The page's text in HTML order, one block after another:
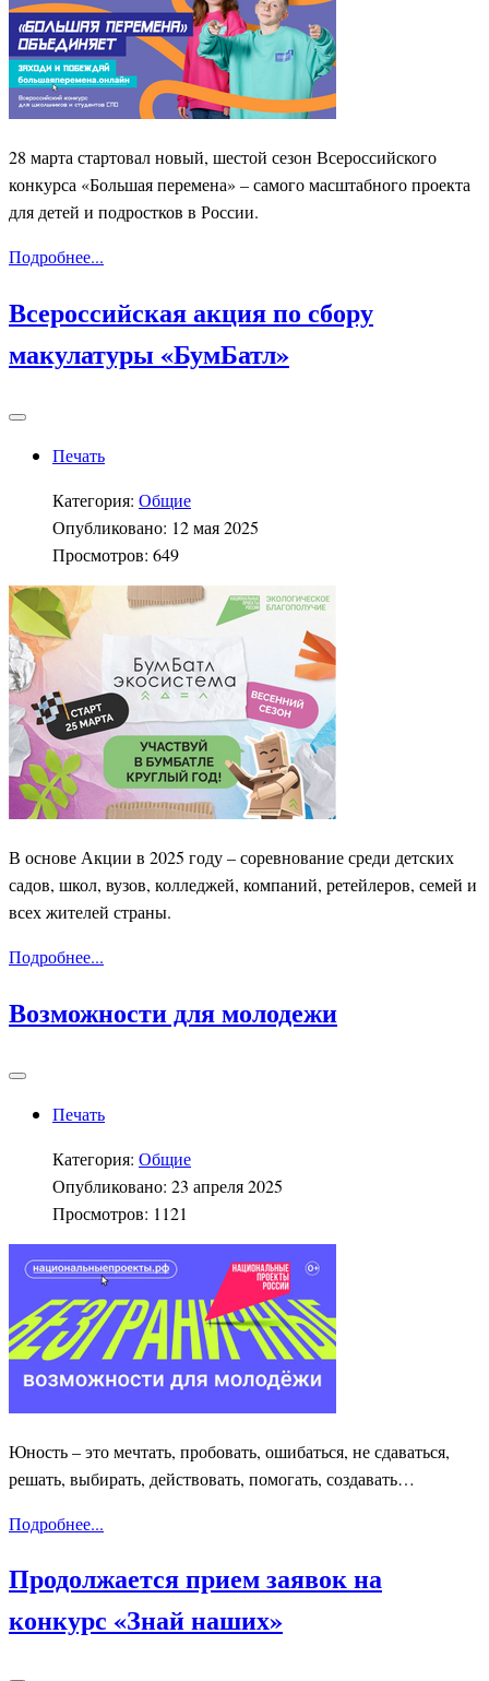
28 марта стартовал новый, шестой сезон Всероссийского
конкурса «Большая перемена» – самого масштабного проекта
для детей и подростков в России.
Подробнее...
Всероссийская акция по сбору
макулатуры «БумБатл»
Печать
Категория: Общие
Опубликовано: 12 мая 2025
Просмотров: 649
В основе Акции в 2025 году – соревнование среди детских
садов, школ, вузов, колледжей, компаний, ретейлеров, семей и
всех жителей страны.
Подробнее...
Возможности для молодежи
Печать
Категория: Общие
Опубликовано: 23 апреля 2025
Просмотров: 1121
Юность – это мечтать, пробовать, ошибаться, не сдаваться,
решать, выбирать, действовать, помогать, создавать…
Подробнее...
Продолжается прием заявок на
конкурс «Знай наших»